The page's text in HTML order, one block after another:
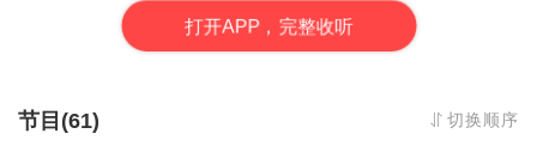
打开APP，完整收听
节目(61) 切换顺序